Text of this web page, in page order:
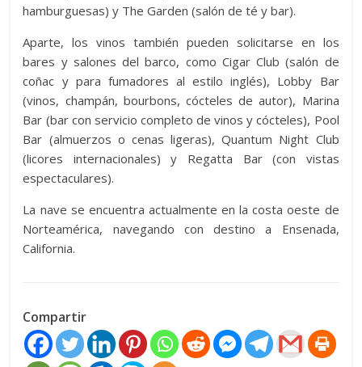
hamburguesas) y The Garden (salón de té y bar).
Aparte, los vinos también pueden solicitarse en los
bares y salones del barco, como Cigar Club (salón de
coñac y para fumadores al estilo inglés), Lobby Bar
(vinos, champán, bourbons, cócteles de autor), Marina
Bar (bar con servicio completo de vinos y cócteles), Pool
Bar (almuerzos o cenas ligeras), Quantum Night Club
(licores internacionales) y Regatta Bar (con vistas
espectaculares).
La nave se encuentra actualmente en la costa oeste de
Norteamérica, navegando con destino a Ensenada,
California.
Compartir